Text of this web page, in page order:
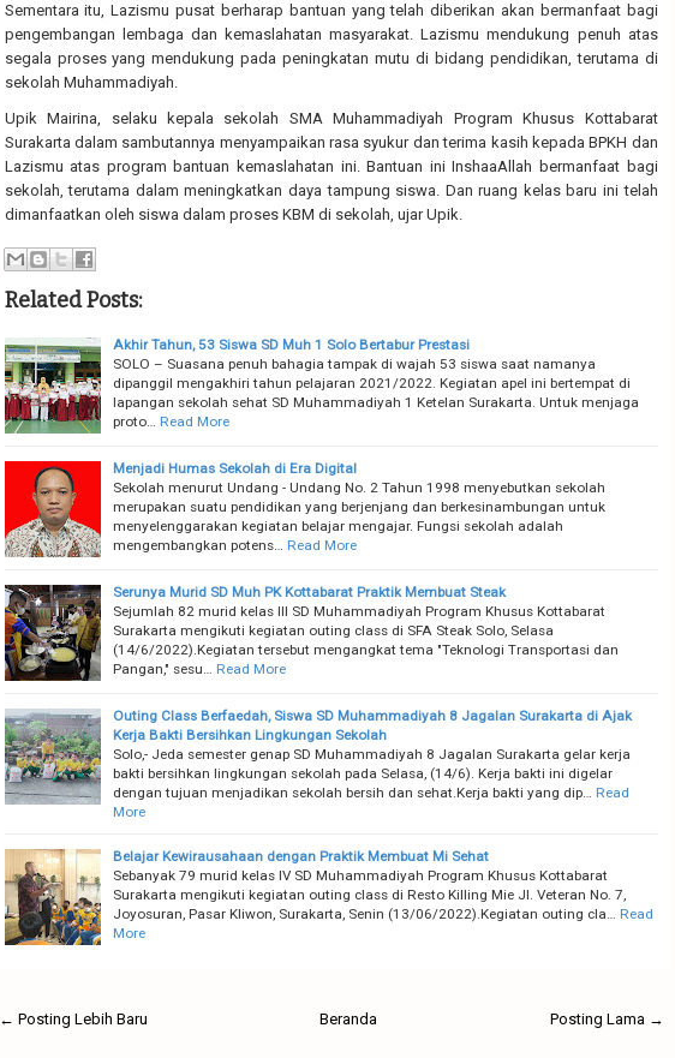
Sementara itu, Lazismu pusat berharap bantuan yang telah diberikan akan bermanfaat bagi
pengembangan lembaga dan kemaslahatan masyarakat. Lazismu mendukung penuh atas
segala proses yang mendukung pada peningkatan mutu di bidang pendidikan, terutama di
sekolah Muhammadiyah.
Upik Mairina, selaku kepala sekolah SMA Muhammadiyah Program Khusus Kottabarat
Surakarta dalam sambutannya menyampaikan rasa syukur dan terima kasih kepada BPKH dan
Lazismu atas program bantuan kemaslahatan ini. Bantuan ini InshaaAllah bermanfaat bagi
sekolah, terutama dalam meningkatkan daya tampung siswa. Dan ruang kelas baru ini telah
dimanfaatkan oleh siswa dalam proses KBM di sekolah, ujar Upik.
Related Posts:
Akhir Tahun, 53 Siswa SD Muh 1 Solo Bertabur Prestasi
SOLO – Suasana penuh bahagia tampak di wajah 53 siswa saat namanya
dipanggil mengakhiri tahun pelajaran 2021/2022. Kegiatan apel ini bertempat di
lapangan sekolah sehat SD Muhammadiyah 1 Ketelan Surakarta. Untuk menjaga
proto…
Read More
Menjadi Humas Sekolah di Era Digital
Sekolah menurut Undang - Undang No. 2 Tahun 1998 menyebutkan sekolah
merupakan suatu pendidikan yang berjenjang dan berkesinambungan untuk
menyelenggarakan kegiatan belajar mengajar. Fungsi sekolah adalah
mengembangkan potens…
Read More
Serunya Murid SD Muh PK Kottabarat Praktik Membuat Steak
Sejumlah 82 murid kelas III SD Muhammadiyah Program Khusus Kottabarat
Surakarta mengikuti kegiatan outing class di SFA Steak Solo, Selasa
(14/6/2022).Kegiatan tersebut mengangkat tema "Teknologi Transportasi dan
Pangan," sesu…
Read More
Outing Class Berfaedah, Siswa SD Muhammadiyah 8 Jagalan Surakarta di Ajak
Kerja Bakti Bersihkan Lingkungan Sekolah
Solo,- Jeda semester genap SD Muhammadiyah 8 Jagalan Surakarta gelar kerja
bakti bersihkan lingkungan sekolah pada Selasa, (14/6). Kerja bakti ini digelar
dengan tujuan menjadikan sekolah bersih dan sehat.Kerja bakti yang dip…
Read
More
Belajar Kewirausahaan dengan Praktik Membuat Mi Sehat
Sebanyak 79 murid kelas IV SD Muhammadiyah Program Khusus Kottabarat
Surakarta mengikuti kegiatan outing class di Resto Killing Mie Jl. Veteran No. 7,
Joyosuran, Pasar Kliwon, Surakarta, Senin (13/06/2022).Kegiatan outing cla…
Read
More
← Posting Lebih Baru Posting Lama →
Beranda